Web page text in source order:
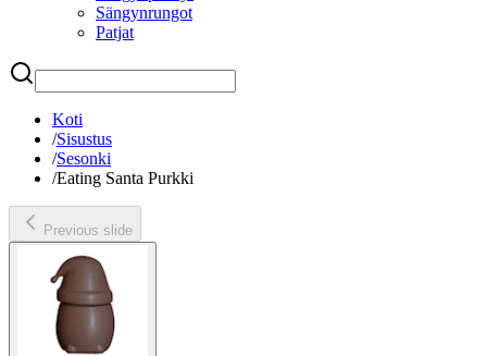
Sängynrungot
Patjat
Etsi
Koti
/Sisustus
/Sesonki
/Eating Santa Purkki
Previous slide